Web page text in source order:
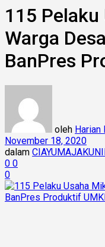
115
Warga
BanPres
oleh Harian
November 18, 2020
dalam
0 0
0